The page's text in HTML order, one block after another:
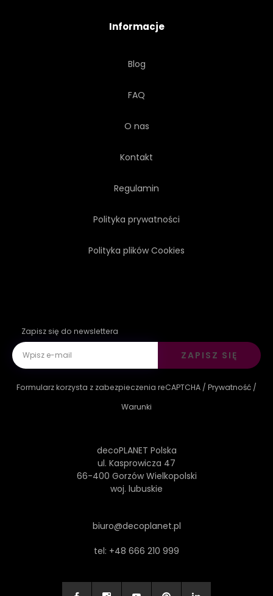
Informacje
Blog
FAQ
O nas
Kontakt
Regulamin
Polityka prywatności
Polityka plików Cookies
Zapisz się do newslettera
ZAPISZ SIĘ
Formularz korzysta z zabezpieczenia reCAPTCHA / Prywatność /
Warunki
decoPLANET Polska
ul. Kasprowicza 47
66-400 Gorzów Wielkopolski
woj. lubuskie
biuro@decoplanet.pl
tel: +48 666 210 999